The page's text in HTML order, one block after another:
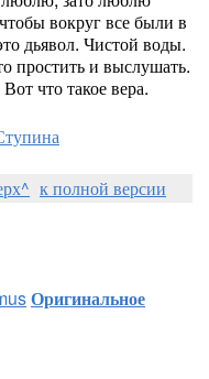
вокруг все были в
дьявол. Чистой воды.
простить и выслушать.
что такое вера.
к полной версии
Оригинальное